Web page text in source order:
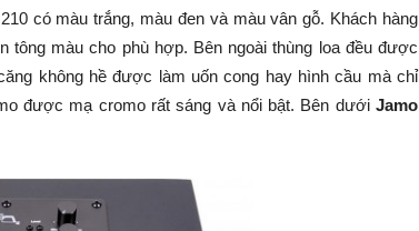
có màu trắng, màu đen và màu vân gỗ. Khách hàng
tông màu cho phù hợp. Bên ngoài thùng loa đều được
không hề được làm uốn cong hay hình cầu mà chỉ
được mạ cromo rất sáng và nổi bật. Bên dưới Jamo